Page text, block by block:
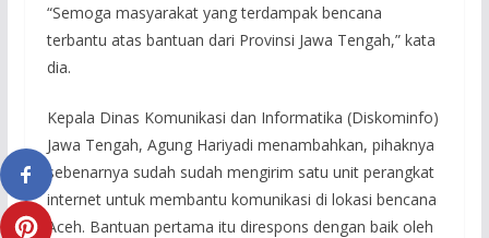
“Semoga masyarakat yang terdampak bencana
terbantu atas bantuan dari Provinsi Jawa Tengah,” kata
dia.
Kepala Dinas Komunikasi dan Informatika (Diskominfo)
Jawa Tengah, Agung Hariyadi menambahkan, pihaknya
sebenarnya sudah sudah mengirim satu unit perangkat
internet untuk membantu komunikasi di lokasi bencana
Aceh. Bantuan pertama itu direspons dengan baik oleh